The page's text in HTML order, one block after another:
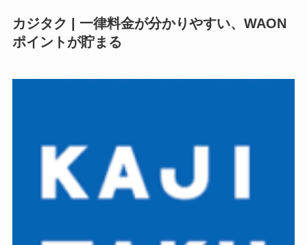
カジタク | 一律料金が分かりやすい、WAON
ポイントが貯まる